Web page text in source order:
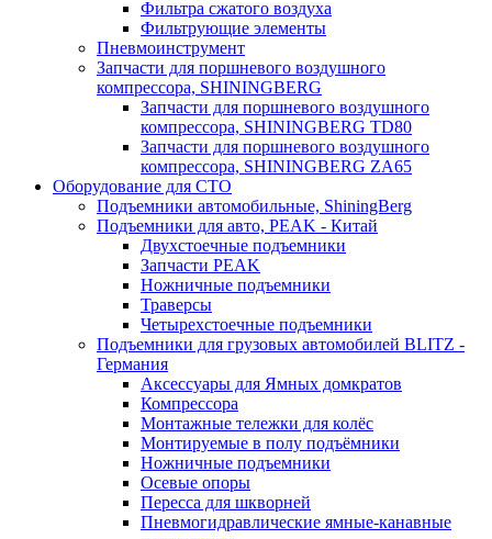
Фильтра сжатого воздуха
Фильтрующие элементы
Пневмоинструмент
Запчасти для поршневого воздушного
компрессора, SHININGBERG
Запчасти для поршневого воздушного
компрессора, SHININGBERG TD80
Запчасти для поршневого воздушного
компрессора, SHININGBERG ZA65
Оборудование для СТО
Подъемники автомобильные, ShiningBerg
Подъемники для авто, PEAK - Китай
Двухстоечные подъемники
Запчасти PEAK
Ножничные подъемники
Траверсы
Четырехстоечные подъемники
Подъемники для грузовых автомобилей BLITZ -
Германия
Аксессуары для Ямных домкратов
Компрессора
Монтажные тележки для колёс
Монтируемые в полу подъёмники
Ножничные подъемники
Осевые опоры
Пересса для шкворней
Пневмогидравлические ямные-канавные